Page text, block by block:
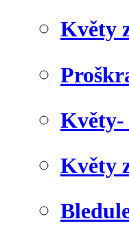
Květy
Květy-
Květy